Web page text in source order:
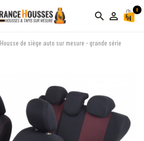
search person_outline
0
Housse de siège auto sur mesure - grande série